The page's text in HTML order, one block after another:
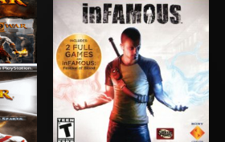
era:
$10.13.
es:
$7.03.